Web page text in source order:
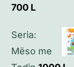
700 L
Seria:
Mëso me